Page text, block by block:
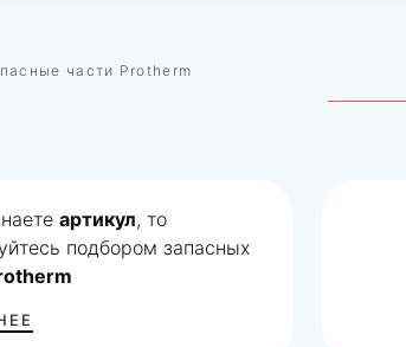
части Protherm
артикул, то
подбором запасных